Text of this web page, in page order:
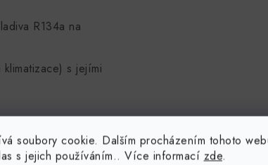
soubory cookie. Dalším procházením tohoto
s jejich používáním.. Více informací zde.
R134a na
s jejími
systému: